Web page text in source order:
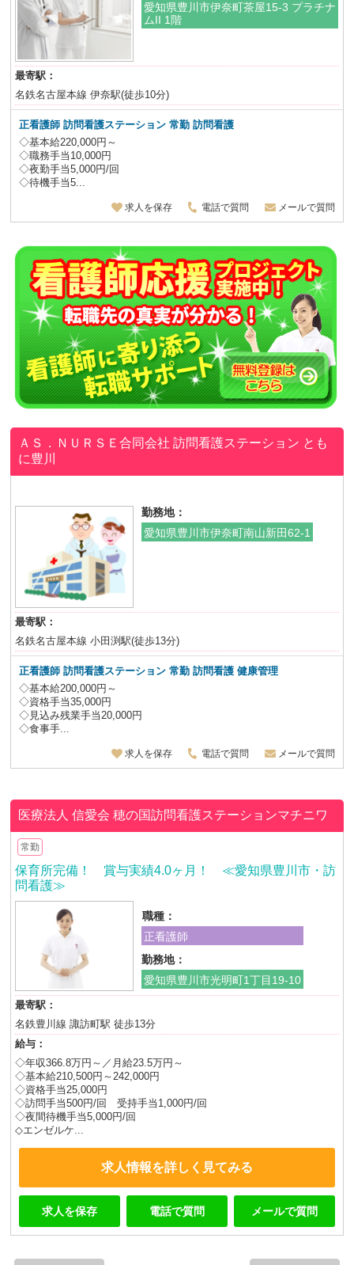
愛知県豊川市伊奈町茶屋15-3 プラチナ
ムII 1階
最寄駅：
名鉄名古屋本線 伊奈駅(徒歩10分)
正看護師 訪問看護ステーション 常勤 訪問看護
◇基本給220,000円～
◇職務手当10,000円
◇夜勤手当5,000円/回
◇待機手当5...
求人を保存 電話で質問 メールで質問
ＡＳ．ＮＵＲＳＥ合同会社 訪問看護ステーション とも
に豊川
勤務地：
愛知県豊川市伊奈町南山新田62-1
最寄駅：
名鉄名古屋本線 小田渕駅(徒歩13分)
正看護師 訪問看護ステーション 常勤 訪問看護 健康管理
◇基本給200,000円～
◇資格手当35,000円
◇見込み残業手当20,000円
◇食事手...
求人を保存 電話で質問 メールで質問
医療法人 信愛会穂の国訪問看護ステーションマチニワ
常勤
保育所完備！ 賞与実績4.0ヶ月！ ≪愛知県豊川市・訪
問看護≫
職種：
正看護師
勤務地：
愛知県豊川市光明町1丁目19-10
最寄駅：
名鉄豊川線 諏訪町駅 徒歩13分
給与：
◇年収366.8万円～／月給23.5万円～
◇基本給210,500円～242,000円
◇資格手当25,000円
◇訪問手当500円/回 受持手当1,000円/回
◇夜間待機手当5,000円/回
◇エンゼルケ...
求人情報を詳しく見てみる
求人を保存 電話で質問 メールで質問